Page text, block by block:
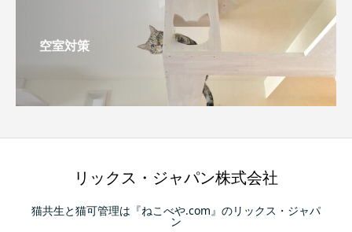
空室対策
リックス・ジャパン株式会社
猫共生と猫可管理は『ねこべや.com』のリックス・ジャパ
ン